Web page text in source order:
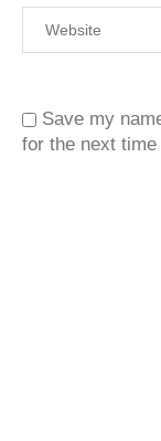
Save my
for the next